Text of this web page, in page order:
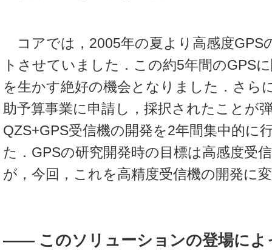
コアでは，2005年の夏より高感度GPS
トさせていました．この約5年間のGPS
を生かす絶好の機会となりました．さら
助予算事業に申請し，採択されたことが
QZS+GPS受信機の開発を2年間集中的に
た．GPSの研究開発時の目標は高感度受
が，今回，これを高精度受信機の開発に
―― このソリューションの登場によ